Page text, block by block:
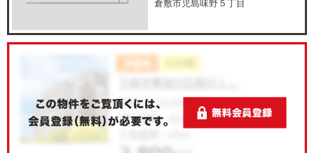
倉敷市児島味野５丁目